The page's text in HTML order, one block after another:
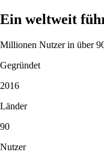
Ein weltweit
Millionen Nutzer in über
Gegründet
2016
Länder
90
Nutzer